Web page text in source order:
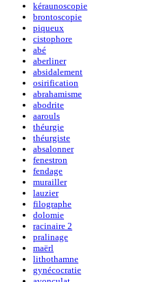
kéraunoscopie
brontoscopie
piqueux
cistophore
abé
aberliner
absidalement
osirification
abrahamisme
abodrite
aarouls
théurgie
théurgiste
absalonner
fenestron
fendage
murailler
lauzier
filographe
dolomie
racinaire 2
pralinage
maërl
lithothamne
gynécocratie